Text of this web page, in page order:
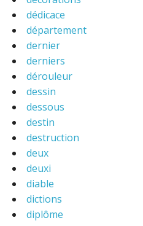
dédicace
département
dernier
derniers
dérouleur
dessin
dessous
destin
destruction
deux
deuxi
diable
dictions
diplôme